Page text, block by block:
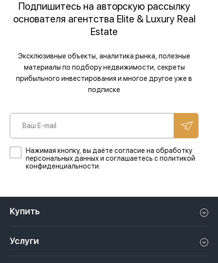
Подпишитесь на авторскую рассылку
основателя агентства Elite & Luxury Real
Estate
Эксклюзивные объекты, аналитика рынка, полезные
материалы по подбору недвижимости, секреты
прибыльного инвестирования и многое другое уже в
подписке
Нажимая кнопку, вы даёте согласие на обработку
персональных данных и соглашаетесь с политикой
конфиденциальности.
Купить
Услуги